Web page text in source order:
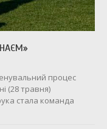
процес
(28 травня)
стала команда